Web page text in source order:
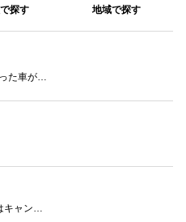
探す 地域で探す
た車が…
キャン…